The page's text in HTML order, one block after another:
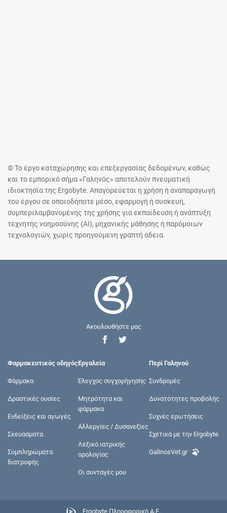
© Το έργο καταχώρησης και επεξεργασίας δεδομένων, καθώς
και το εμπορικό σήμα «Γαληνός» αποτελούν πνευματική
ιδιοκτησία της Ergobyte. Απαγορεύεται η χρήση ή αναπαραγωγή
του έργου σε οποιοδήποτε μέσο, εφαρμογή ή συσκευή,
συμπεριλαμβανομένης της χρήσης για εκπαίδευση ή ανάπτυξη
τεχνητής νοημοσύνης (AI), μηχανικής μάθησης ή παρόμοιων
τεχνολογιών, χωρίς προηγούμενη γραπτή άδεια.
Ακουλουθήστε μας
Φαρμακευτικός οδηγός
Φάρμακα
Δραστικές ουσίες
Ενδείξεις και αγωγές
Σκευάσματα
Συμπληρώματα
διατροφής
Εργαλεία
Έλεγχος συγχορήγησης
Μητρότητα και
φάρμακα
Αλλεργίες / Δυσανεξίες
Λεξικό ιατρικής
ορολογίας
Οι συνταγές μου
Περί Γαληνού
Συνδρομές
Δυνατότητες προβολής
Συχνές ερωτήσεις
Σχετικά με την Ergobyte
GalinosVet.gr
Ergobyte Πληροφορική Α.Ε.